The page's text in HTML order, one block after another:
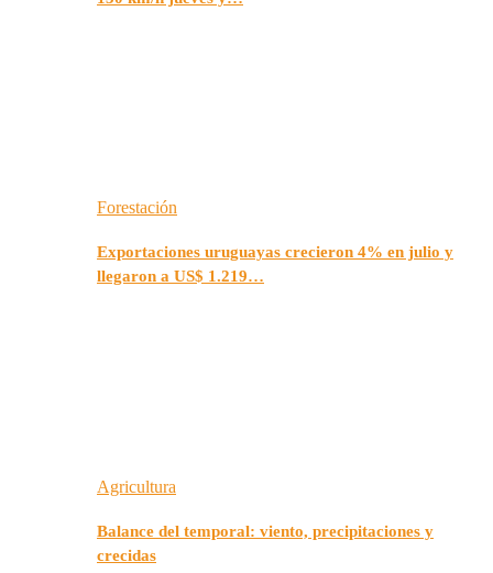
Forestación
Exportaciones uruguayas crecieron 4% en julio y
llegaron a US$ 1.219…
Agricultura
Balance del temporal: viento, precipitaciones y
crecidas